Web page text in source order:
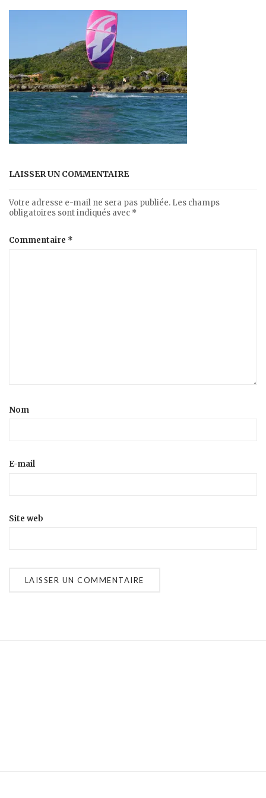
LAISSER UN COMMENTAIRE
Votre adresse e-mail ne sera pas publiée. Les champs
obligatoires sont indiqués avec *
Commentaire *
Nom
E-mail
Site web